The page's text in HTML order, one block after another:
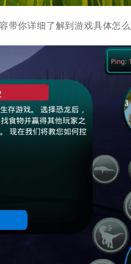
带你详细了解到游戏具体怎么